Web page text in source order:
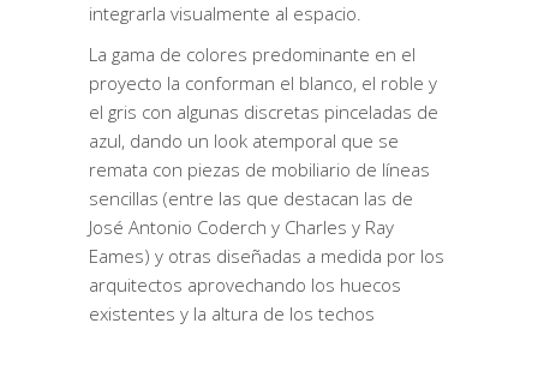
integrarla visualmente al espacio.
La gama de colores predominante en el
proyecto la conforman el blanco, el roble y
el gris con algunas discretas pinceladas de
azul, dando un look atemporal que se
remata con piezas de mobiliario de líneas
sencillas (entre las que destacan las de
José Antonio Coderch y Charles y Ray
Eames) y otras diseñadas a medida por los
arquitectos aprovechando los huecos
existentes y la altura de los techos